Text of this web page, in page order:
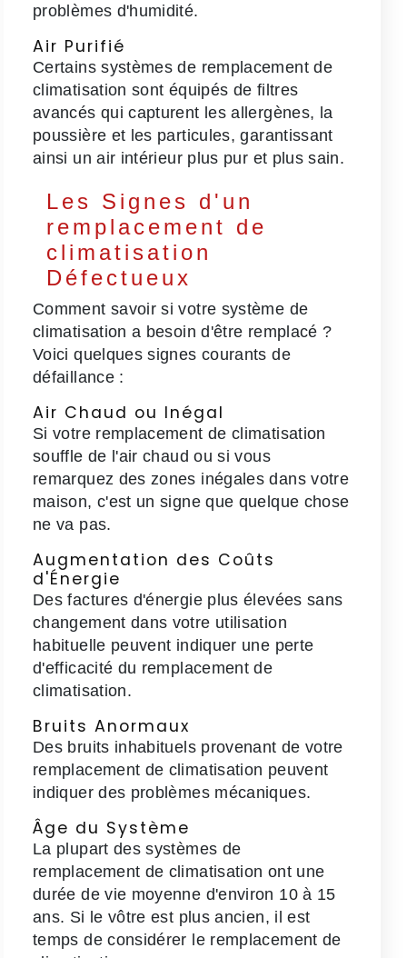
problèmes d'humidité.
Air Purifié
Certains systèmes de remplacement de
climatisation sont équipés de filtres
avancés qui capturent les allergènes, la
poussière et les particules, garantissant
ainsi un air intérieur plus pur et plus sain.
Les Signes d'un
remplacement de
climatisation
Défectueux
Comment savoir si votre système de
climatisation a besoin d'être remplacé ?
Voici quelques signes courants de
défaillance :
Air Chaud ou Inégal
Si votre remplacement de climatisation
souffle de l'air chaud ou si vous
remarquez des zones inégales dans votre
maison, c'est un signe que quelque chose
ne va pas.
Augmentation des Coûts
d'Énergie
Des factures d'énergie plus élevées sans
changement dans votre utilisation
habituelle peuvent indiquer une perte
d'efficacité du remplacement de
climatisation.
Bruits Anormaux
Des bruits inhabituels provenant de votre
remplacement de climatisation peuvent
indiquer des problèmes mécaniques.
Âge du Système
La plupart des systèmes de
remplacement de climatisation ont une
durée de vie moyenne d'environ 10 à 15
ans. Si le vôtre est plus ancien, il est
temps de considérer le remplacement de